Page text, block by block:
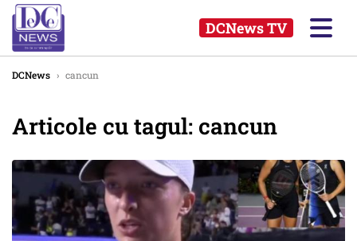
DCNews TV
DCNews › cancun
Articole cu tagul: cancun